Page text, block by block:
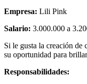
Empresa: Lili Pink
Salario: 3.000.000 a
Si le gusta la creación de
su oportunidad para
Responsabilidades: